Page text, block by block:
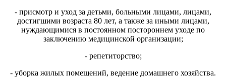
- присмотр и уход за детьми, больными лицами, лицами,
достигшими возраста 80 лет, а также за иными лицами,
нуждающимися в постоянном постороннем уходе по
заключению медицинской организации;
- репетиторство;
- уборка жилых помещений, ведение домашнего хозяйства.